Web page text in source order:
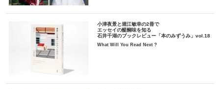
小津夜景と堀江敏幸の2冊で
エッセイの醍醐味を知る
石井千湖のブックレビュー「本のみずうみ」vol.18
What Will You Read Next ?